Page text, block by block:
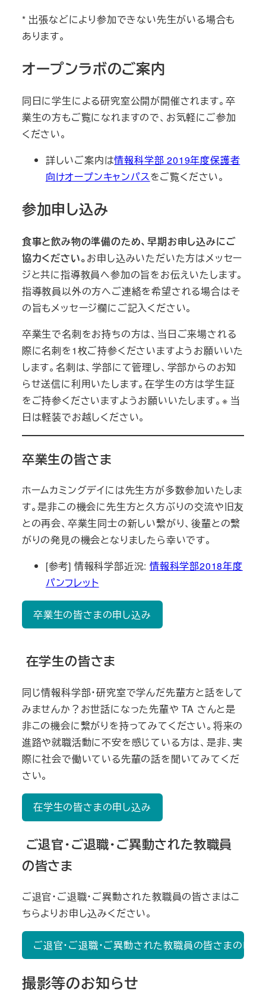
* 出張などにより参加できない先生がいる場合も
あります。
オープンラボのご案内
同日に学生による研究室公開が開催されます。卒
業生の方もご覧になれますので、お気軽にご参加
ください。
詳しいご案内は情報科学部 2019年度保護者
向けオープンキャンパスをご覧ください。
参加申し込み
食事と飲み物の準備のため、早期お申し込みにご
協力ください。お申し込みいただいた方はメッセー
ジと共に指導教員へ参加の旨をお伝えいたします。
指導教員以外の方へご連絡を希望される場合はそ
の旨もメッセージ欄にご記入ください。
卒業生で名刺をお持ちの方は、当日ご来場される
際に名刺を1枚ご持参くださいますようお願いいた
します。名刺は、学部にて管理し、学部からのお知
らせ送信に利用いたします。在学生の方は学生証
をご持参くださいますようお願いいたします。※ 当
日は軽装でお越しください。
卒業生の皆さま
ホームカミングデイには先生方が多数参加いたしま
す。是非この機会に先生方と久方ぶりの交流や旧友
との再会、卒業生同士の新しい繋がり、後輩との繋
がりの発見の機会となりましたら幸いです。
[参考] 情報科学部近況: 情報科学部2018年度
パンフレット
卒業生の皆さまの申し込み
在学生の皆さま
同じ情報科学部・研究室で学んだ先輩方と話をして
みませんか？お世話になった先輩や TA さんと是
非この機会に繋がりを持ってみてください。将来の
進路や就職活動に不安を感じている方は、是非、実
際に社会で働いている先輩の話を聞いてみてくだ
さい。
在学生の皆さまの申し込み
ご退官・ご退職・ご異動された教職員
の皆さま
ご退官・ご退職・ご異動された教職員の皆さまはこ
ちらよりお申し込みください。
ご退官・ご退職・ご異動された教職員の皆さまの申し
撮影等のお知らせ